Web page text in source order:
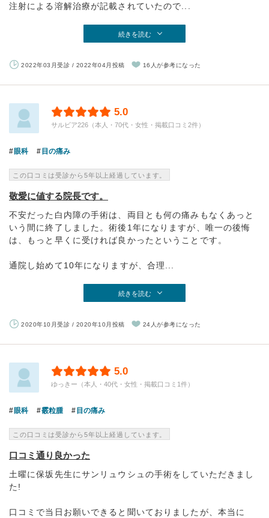
注射による溶解治療が記載されていたので...
続きを読む
2022年03月受診 / 2022年04月投稿 16人が参考になった
5.0
サルビア226（本人・70代・女性・掲載口コミ2件）
眼科 目の痛み
この口コミは受診から5年以上経過しています。
敬愛に値する院長です。
不安だった白内障の手術は、両目とも何の痛みもなくあっと
いう間に終了しました。術後1年になりますが、唯一の後悔
は、もっと早くに受ければ良かったということです。
通院し始めて10年になりますが、合理...
続きを読む
2020年10月受診 / 2020年10月投稿 24人が参考になった
5.0
ゆっきー（本人・40代・女性・掲載口コミ1件）
眼科 霰粒腫 目の痛み
この口コミは受診から5年以上経過しています。
口コミ通り良かった
土曜に保坂先生にサンリュウシュの手術をしていただきまし
た!
口コミで当日お願いできると聞いておりましたが、本当に